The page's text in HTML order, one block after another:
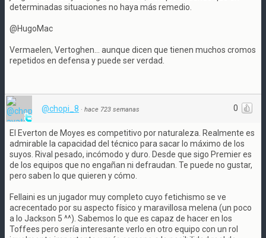
determinadas situaciones no haya más remedio.
@HugoMac
Vermaelen, Vertoghen... aunque dicen que tienen muchos cromos
repetidos en defensa y puede ser verdad.
0
@chopi_8 · hace 723 semanas
El Everton de Moyes es competitivo por naturaleza. Realmente es
admirable la capacidad del técnico para sacar lo máximo de los
suyos. Rival pesado, incómodo y duro. Desde que sigo Premier es
de los equipos que no engañan ni defraudan. Te puede no gustar,
pero saben lo que quieren y cómo.
Fellaini es un jugador muy completo cuyo fetichismo se ve
acrecentado por su aspecto físico y maravillosa melena (un poco
a lo Jackson 5 ^^). Sabemos lo que es capaz de hacer en los
Toffees pero sería interesante verlo en otro equipo con un rol